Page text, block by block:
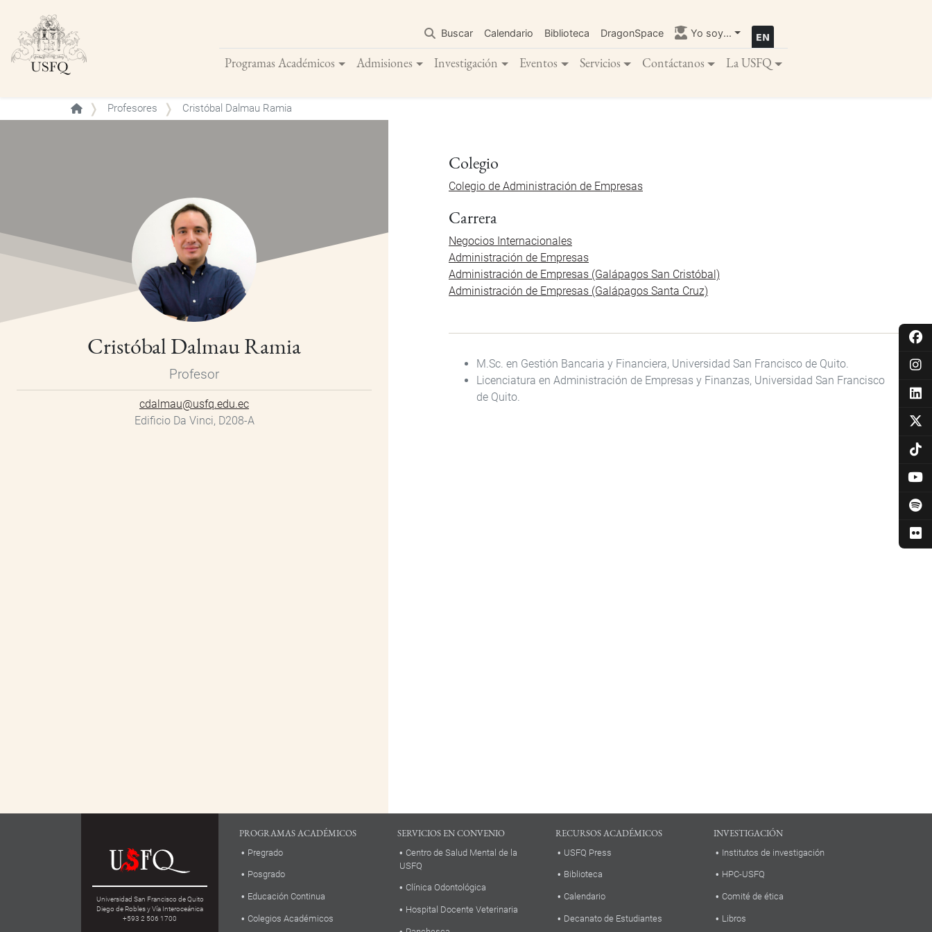
contenido
principal
Buscar Calendario Biblioteca DragonSpace Yo soy...
Programas Académicos Admisiones Investigación Eventos Servicios Contáctanos La USFQ
Buscar
Profesores Cristóbal Dalmau Ramia
Cristóbal Dalmau Ramia
Profesor
cdalmau@usfq.edu.ec
Edificio Da Vinci, D208-A
Colegio
Colegio de Administración de Empresas
Carrera
Negocios Internacionales
Administración de Empresas
Administración de Empresas (Galápagos San Cristóbal)
Administración de Empresas (Galápagos Santa Cruz)
M.Sc. en Gestión Bancaria y Financiera, Universidad San Francisco de Quito.
Licenciatura en Administración de Empresas y Finanzas, Universidad San Francisco
de Quito.
Universidad San Francisco de Quito
Diego de Robles y Vía Interoceánica
+593 2 506 1700
PROGRAMAS ACADÉMICOS
Pregrado
Posgrado
Educación Continua
Colegios Académicos
SERVICIOS EN CONVENIO
Centro de Salud Mental de la
USFQ
Clínica Odontológica
Hospital Docente Veterinaria
RECURSOS ACADÉMICOS
USFQ Press
Biblioteca
Calendario
Decanato de Estudiantes
INVESTIGACIÓN
Institutos de investigación
HPC-USFQ
Comité de ética
Libros